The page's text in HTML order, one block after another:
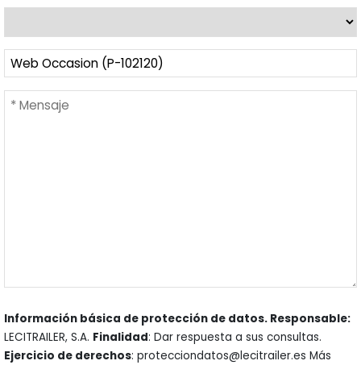
Información básica de protección de datos. Responsable:
LECITRAILER, S.A. Finalidad: Dar respuesta a sus consultas.
Ejercicio de derechos: protecciondatos@lecitrailer.es Más